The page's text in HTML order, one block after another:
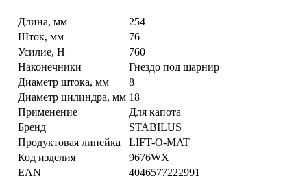
Длина, мм
254
Шток, мм
76
Усилие, Н
760
Наконечники
Гнездо под шарнир
Диаметр штока, мм
8
Диаметр цилиндра, мм 18
Применение
Для капота
Бренд
STABILUS
Продуктовая линейка
LIFT-O-MAT
Код изделия
9676WX
EAN
4046577222991